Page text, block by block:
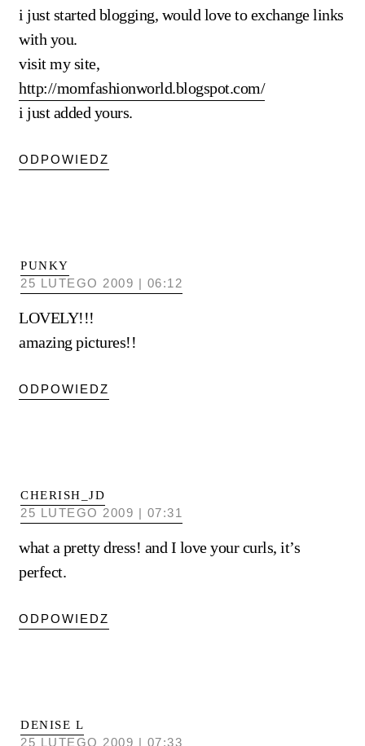
i just started blogging, would love to exchange links
with you.
visit my site,
http://momfashionworld.blogspot.com/
i just added yours.
ODPOWIEDZ
PUNKY
25 LUTEGO 2009 | 06:12
LOVELY!!!
amazing pictures!!
ODPOWIEDZ
CHERISH_JD
25 LUTEGO 2009 | 07:31
what a pretty dress! and I love your curls, it’s
perfect.
ODPOWIEDZ
DENISE L
25 LUTEGO 2009 | 07:33